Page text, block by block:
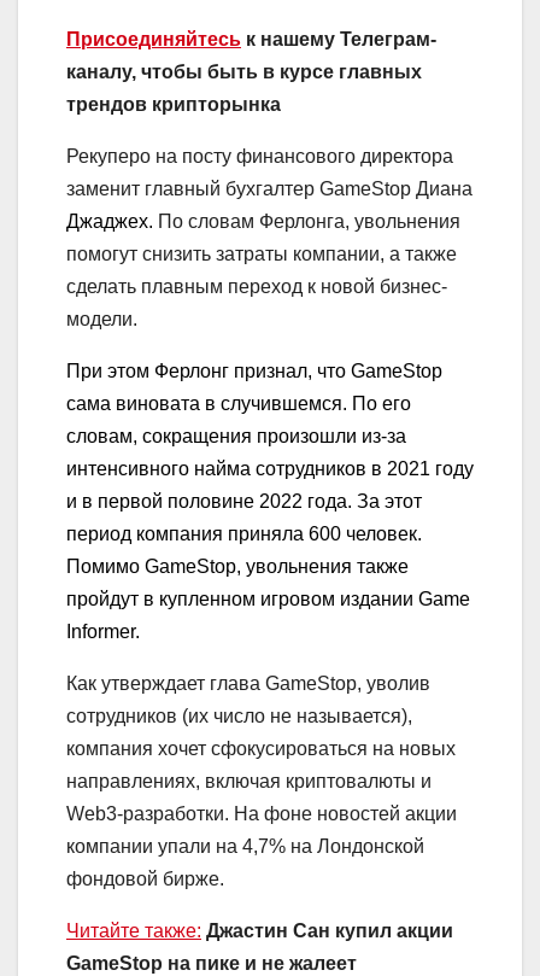
Присоединяйтесь к нашему Телеграм-
каналу, чтобы быть в курсе главных
трендов крипторынка
Рекуперо на посту финансового директора
заменит главный бухгалтер GameStop Диана
Джаджех. По словам Ферлонга, увольнения
помогут снизить затраты компании, а также
сделать плавным переход к новой бизнес-
модели.
При этом Ферлонг признал, что GameStop
сама виновата в случившемся. По его
словам, сокращения произошли из-за
интенсивного найма сотрудников в 2021 году
и в первой половине 2022 года. За этот
период компания приняла 600 человек.
Помимо GameStop, увольнения также
пройдут в купленном игровом издании Game
Informer.
Как утверждает глава GameStop, уволив
сотрудников (их число не называется),
компания хочет сфокусироваться на новых
направлениях, включая криптовалюты и
Web3-разработки. На фоне новостей акции
компании упали на 4,7% на Лондонской
фондовой бирже.
Читайте также: Джастин Сан купил акции
GameStop на пике и не жалеет